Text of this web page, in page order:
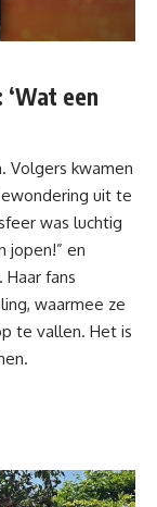
een
Volgers kwamen
uit te
was luchtig
jopen!” en
fans
waarmee ze
te vallen. Het is